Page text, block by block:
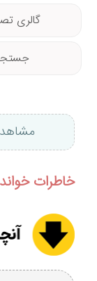
گالری
خاطرات